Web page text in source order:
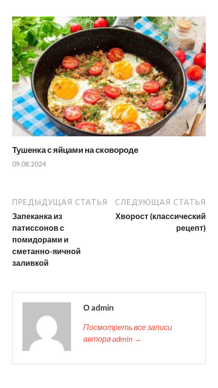
Тушенка с яйцами на сковороде
09.08.2024
ПРЕДЫДУЩАЯ СТАТЬЯ
Запеканка из
патиссонов с
помидорами и
сметанно-яичной
заливкой
СЛЕДУЮЩАЯ СТАТЬЯ
Хворост (классический
рецепт)
О admin
Посмотреть все записи
автора admin →